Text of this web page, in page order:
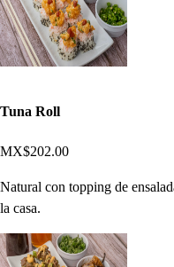
Tuna Roll
MX$202.00
Natural con topping de
la casa.